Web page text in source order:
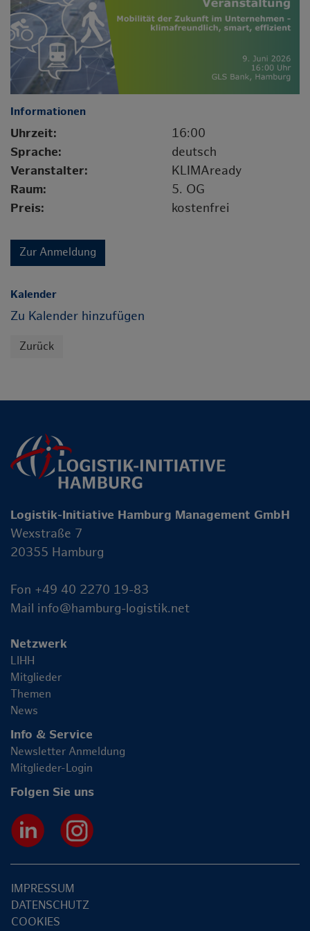
Informationen
Uhrzeit:
16:00
Sprache:
deutsch
Veranstalter:
KLIMAready
Raum:
5. OG
Preis:
kostenfrei
Zur Anmeldung
Kalender
Zu Kalender hinzufügen
Zurück
Logistik-Initiative Hamburg Management GmbH
Wexstraße 7
20355 Hamburg
Fon +49 40 2270 19-83
Mail info@hamburg-logistik.net
Netzwerk
LIHH
Mitglieder
Themen
News
Info & Service
Newsletter Anmeldung
Mitglieder-Login
Folgen Sie uns
IMPRESSUM
DATENSCHUTZ
COOKIES